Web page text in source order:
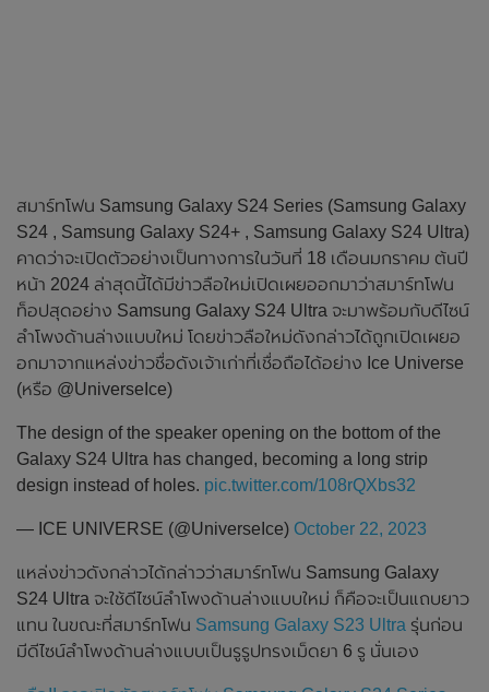
สมาร์ทโฟน Samsung Galaxy S24 Series (Samsung Galaxy
S24 , Samsung Galaxy S24+ , Samsung Galaxy S24 Ultra)
คาดว่าจะเปิดตัวอย่างเป็นทางการในวันที่ 18 เดือนมกราคม ต้นปี
หน้า 2024 ล่าสุดนี้ได้มีข่าวลือใหม่เปิดเผยออกมาว่าสมาร์ทโฟน
ท็อปสุดอย่าง Samsung Galaxy S24 Ultra จะมาพร้อมกับดีไซน์
ลำโพงด้านล่างแบบใหม่ โดยข่าวลือใหม่ดังกล่าวได้ถูกเปิดเผยอ
อกมาจากแหล่งข่าวชื่อดังเจ้าเก่าที่เชื่อถือได้อย่าง Ice Universe
(หรือ @UniverseIce)
The design of the speaker opening on the bottom of the
Galaxy S24 Ultra has changed, becoming a long strip
design instead of holes. pic.twitter.com/108rQXbs32
— ICE UNIVERSE (@UniverseIce) October 22, 2023
แหล่งข่าวดังกล่าวได้กล่าวว่าสมาร์ทโฟน Samsung Galaxy
S24 Ultra จะใช้ดีไซน์ลำโพงด้านล่างแบบใหม่ ก็คือจะเป็นแถบยาว
แทน ในขณะที่สมาร์ทโฟน Samsung Galaxy S23 Ultra รุ่นก่อน
มีดีไซน์ลำโพงด้านล่างแบบเป็นรูรูปทรงเม็ดยา 6 รู นั่นเอง